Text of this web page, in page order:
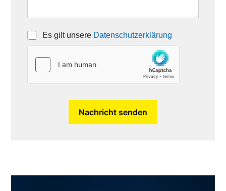
C
h
b
Es gilt unsere Datenschutzerklärung
Nachricht senden